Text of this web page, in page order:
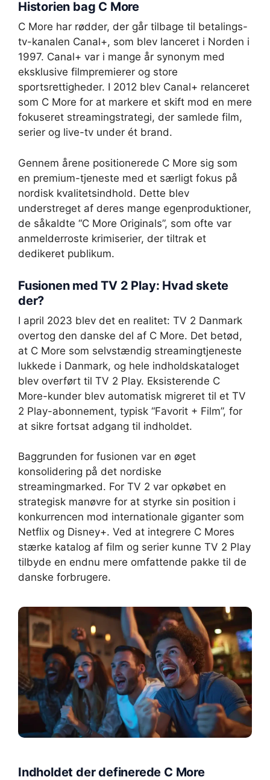
Historien bag C More
C More har rødder, der går tilbage til betalings-
tv-kanalen Canal+, som blev lanceret i Norden i
1997. Canal+ var i mange år synonym med
eksklusive filmpremierer og store
sportsrettigheder. I 2012 blev Canal+ relanceret
som C More for at markere et skift mod en mere
fokuseret streamingstrategi, der samlede film,
serier og live-tv under ét brand.
Gennem årene positionerede C More sig som
en premium-tjeneste med et særligt fokus på
nordisk kvalitetsindhold. Dette blev
understreget af deres mange egenproduktioner,
de såkaldte “C More Originals”, som ofte var
anmelderroste krimiserier, der tiltrak et
dedikeret publikum.
Fusionen med TV 2 Play: Hvad skete
der?
I april 2023 blev det en realitet: TV 2 Danmark
overtog den danske del af C More. Det betød,
at C More som selvstændig streamingtjeneste
lukkede i Danmark, og hele indholdskataloget
blev overført til TV 2 Play. Eksisterende C
More-kunder blev automatisk migreret til et TV
2 Play-abonnement, typisk “Favorit + Film”, for
at sikre fortsat adgang til indholdet.
Baggrunden for fusionen var en øget
konsolidering på det nordiske
streamingmarked. For TV 2 var opkøbet en
strategisk manøvre for at styrke sin position i
konkurrencen mod internationale giganter som
Netflix og Disney+. Ved at integrere C Mores
stærke katalog af film og serier kunne TV 2 Play
tilbyde en endnu mere omfattende pakke til de
danske forbrugere.
Indholdet der definerede C More